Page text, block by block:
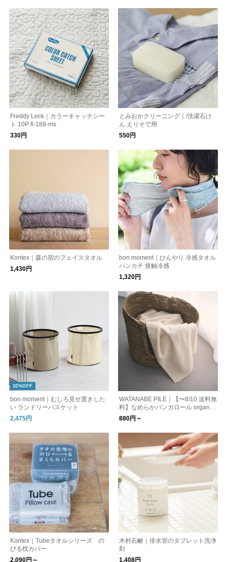
Freddy Leck｜カラーキャッチシー
ト 10P fl-188-ms
330円
とみおかクリーニング｜/洗濯石け
ん えりそで用
550円
Kontex｜森の宿のフェイスタオル
1,430円
bon moment｜ひんやり 冷感タオル
ハンカチ 接触冷感
1,320円
10%OFF
bon moment｜むしろ見せ置きした
い ランドリーバスケット
2,475円
WATANABE PILE｜【〜8/10 送料無
料】なめらかバンガロール organic
きなり
880円～
Kontex｜Tubeタオルシリーズ の
びる枕カバー
2,090円～
木村石鹸｜排水管のタブレット洗浄
剤
1,408円